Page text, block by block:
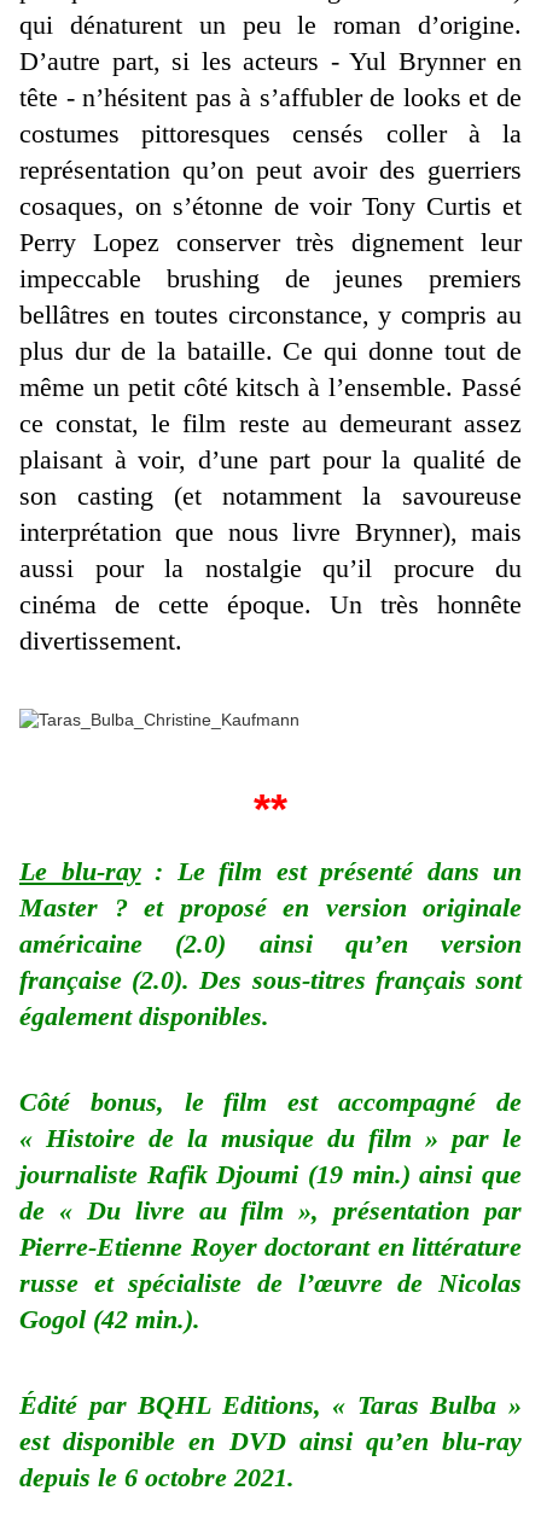
qui dénaturent un peu le roman d’origine.
D’autre part, si les acteurs - Yul Brynner en
tête - n’hésitent pas à s’affubler de looks et de
costumes pittoresques censés coller à la
représentation qu’on peut avoir des guerriers
cosaques, on s’étonne de voir Tony Curtis et
Perry Lopez conserver très dignement leur
impeccable brushing de jeunes premiers
bellâtres en toutes circonstance, y compris au
plus dur de la bataille. Ce qui donne tout de
même un petit côté kitsch à l’ensemble. Passé
ce constat, le film reste au demeurant assez
plaisant à voir, d’une part pour la qualité de
son casting (et notamment la savoureuse
interprétation que nous livre Brynner), mais
aussi pour la nostalgie qu’il procure du
cinéma de cette époque. Un très honnête
divertissement.
**
Le blu-ray: Le film est présenté dans un
Master ? et proposé en version originale
américaine (2.0) ainsi qu’en version
française (2.0). Des sous-titres français sont
également disponibles.
Côté bonus, le film est accompagné de
« Histoire de la musique du film » par le
journaliste Rafik Djoumi (19 min.) ainsi que
de « Du livre au film », présentation par
Pierre-Etienne Royer doctorant en littérature
russe et spécialiste de l’œuvre de Nicolas
Gogol (42 min.).
Édité par BQHL Editions, « Taras Bulba »
est disponible en DVD ainsi qu’en blu-ray
depuis le 6 octobre 2021.